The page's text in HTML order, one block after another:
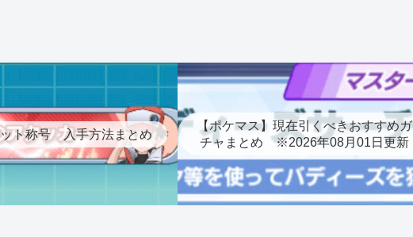
ト称号 入手方法まとめ
【ポケマス】現在引くべきおすすめガ
チャまとめ ※2026年08月01日更新